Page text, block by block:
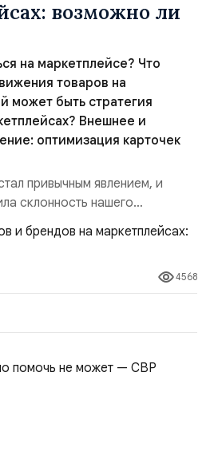
возможно ли
на маркетплейсе? Что
товаров на
может быть стратегия
Внешнее и
оптимизация карточек
привычным явлением, и
склонность нашего
Возможно, продукты
покупать в супермаркетах,
понюхать, пощупать и
подробностях, а что-то
магазинах,
4568